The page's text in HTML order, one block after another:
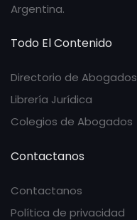
Argentina.
Todo El Contenido
Directorio de Abogados
Librería Jurídica
Colegios de Abogados
Contactanos
Contactanos
Política de privacidad